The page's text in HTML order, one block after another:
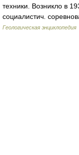
техники. Bозникло в
социалистич.
Геологическая энциклопедия